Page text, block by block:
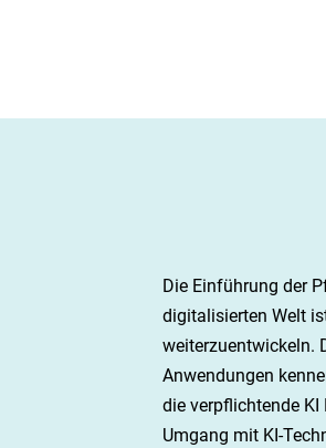
Die Einführung der
digitalisierten Welt
weiterzuentwickeln.
Anwendungen
die verpflichtende
Umgang mit KI-
E-Learnings
Service &